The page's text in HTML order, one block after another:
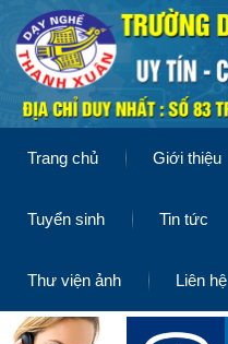
Trang chủ Giới thiệu
Tuyển sinh Tin tức
Thư viện ảnh Liên hệ